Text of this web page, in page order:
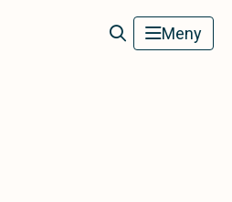
Grindstolpens Begravningsbyrå
Meny